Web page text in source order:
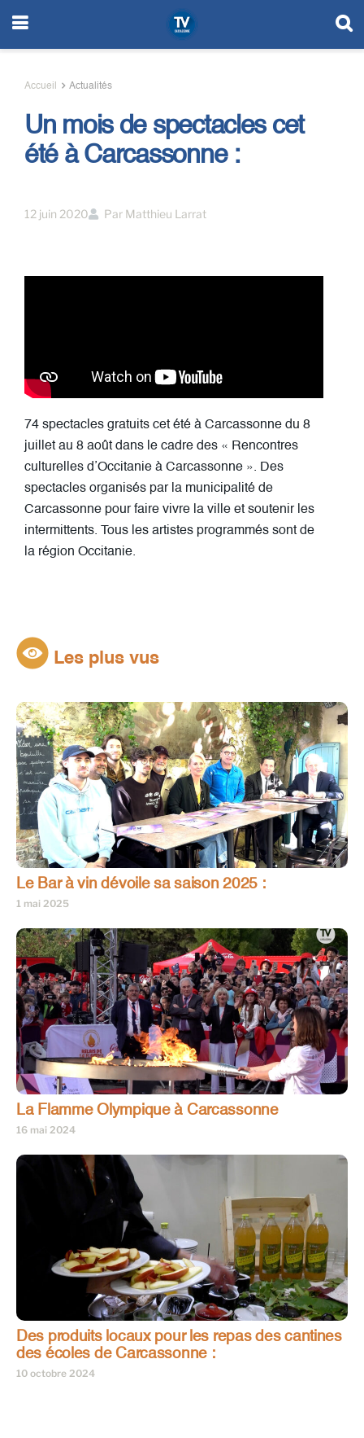
Accueil Actualités
Un mois de spectacles cet
été à Carcassonne :
12 juin 2020 Par Matthieu Larrat
74 spectacles gratuits cet été à Carcassonne du 8
juillet au 8 août dans le cadre des « Rencontres
culturelles d’Occitanie à Carcassonne ». Des
spectacles organisés par la municipalité de
Carcassonne pour faire vivre la ville et soutenir les
intermittents. Tous les artistes programmés sont de
la région Occitanie.
Les plus vus
Le Bar à vin dévoile sa saison 2025 :
1 mai 2025
La Flamme Olympique à Carcassonne
16 mai 2024
Des produits locaux pour les repas des cantines
des écoles de Carcassonne :
10 octobre 2024